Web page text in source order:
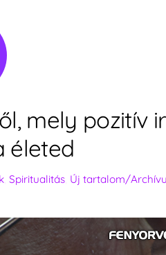
mely pozitív
életed
,Spiritualitás Új tartalom/